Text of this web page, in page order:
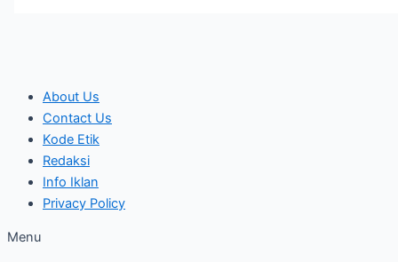
About Us
Contact Us
Kode Etik
Redaksi
Info Iklan
Privacy Policy
Menu